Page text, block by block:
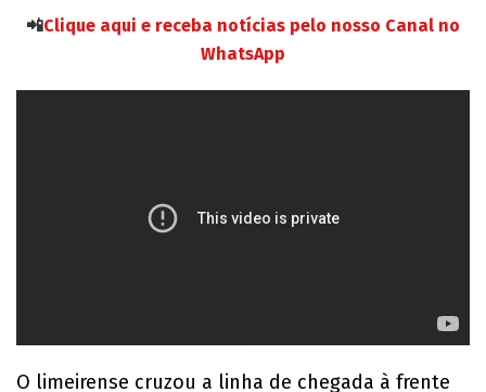
📲Clique aqui e receba notícias pelo nosso Canal no
WhatsApp
O limeirense cruzou a linha de chegada à frente